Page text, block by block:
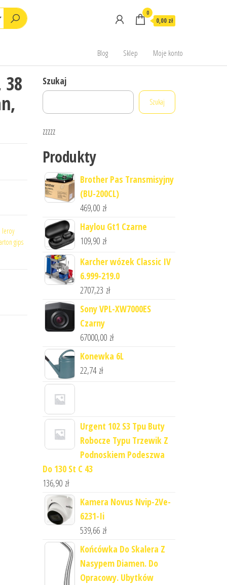
0
0,00 zł
Blog Sklep Moje konto
38
leroy
gips
Szukaj
Szukaj
zzzzz
Produkty
Brother Pas Transmisyjny
(BU-200CL)
469,00 zł
Haylou Gt1 Czarne
109,90 zł
Karcher wózek Classic IV
6.999-219.0
2707,23 zł
Sony VPL-XW7000ES
Czarny
67000,00 zł
Konewka 6L
22,74 zł
Urgent 102 S3 Tpu Buty
Robocze Typu Trzewik Z
Podnoskiem Podeszwa
Do 130 St C 43
136,90 zł
Kamera Novus Nvip-2Ve-
6231-Ii
539,66 zł
Końcówka Do Skalera Z
Nasypem Diamen. Do
Opracowy. Ubytków